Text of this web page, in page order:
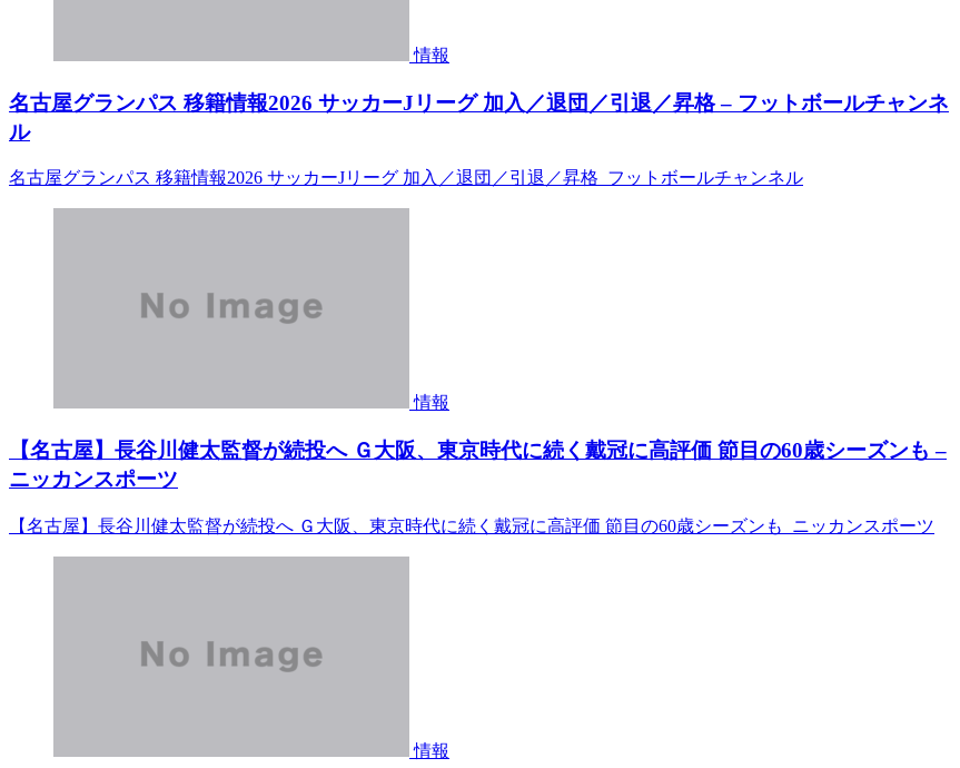
情報
名古屋グランパス 移籍情報2026 サッカーJリーグ 加入／退団／引退／昇格 – フットボールチャンネ
ル
名古屋グランパス 移籍情報2026 サッカーJリーグ 加入／退団／引退／昇格 フットボールチャンネル
情報
【名古屋】長谷川健太監督が続投へ Ｇ大阪、東京時代に続く戴冠に高評価 節目の60歳シーズンも –
ニッカンスポーツ
【名古屋】長谷川健太監督が続投へ Ｇ大阪、東京時代に続く戴冠に高評価 節目の60歳シーズンも ニッカンスポーツ
情報